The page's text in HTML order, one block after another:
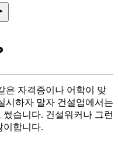
은 자격증이나 어학이 맞
시하자 말자 건설업에서는
습니다. 건설워커나 그런
이합니다.